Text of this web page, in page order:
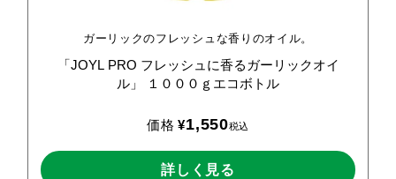
ガーリックのフレッシュな香りのオイル。
「JOYL PRO フレッシュに香るガーリックオイ
ル」
１０００ｇエコボトル
価格 ¥1,550税込
詳しく見る